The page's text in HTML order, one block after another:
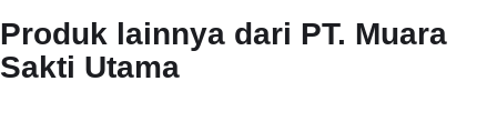
Produk lainnya dari PT. Muara
Sakti Utama